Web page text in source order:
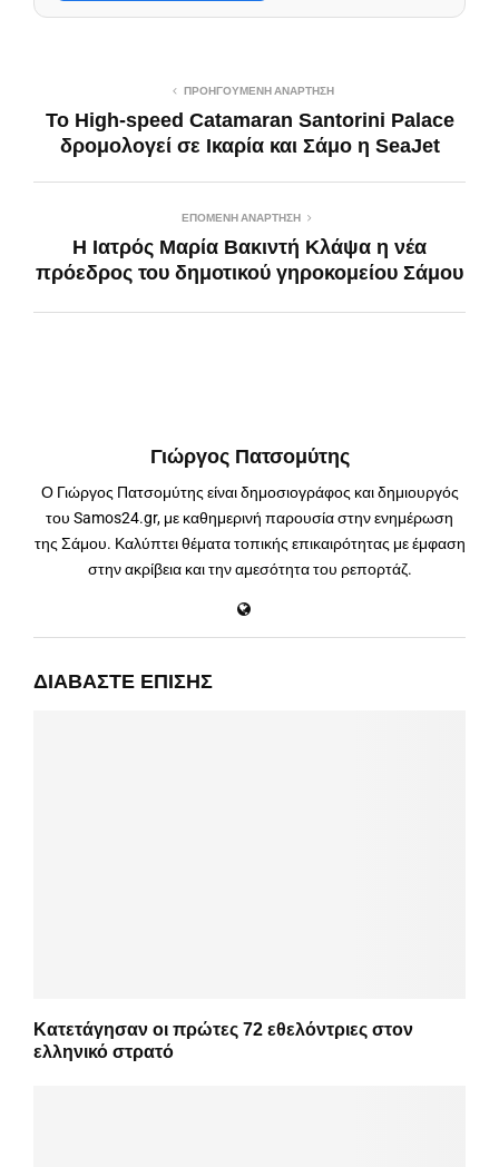
ΠΡΟΗΓΟΎΜΕΝΗ ΑΝΆΡΤΗΣΗ
Το High-speed Catamaran Santorini Palace
δρομολογεί σε Ικαρία και Σάμο η SeaJet
ΕΠΌΜΕΝΗ ΑΝΆΡΤΗΣΗ
Η Ιατρός Μαρία Βακιντή Κλάψα η νέα
πρόεδρος του δημοτικού γηροκομείου Σάμου
Γιώργος Πατσομύτης
Ο Γιώργος Πατσομύτης είναι δημοσιογράφος και δημιουργός
του Samos24.gr, με καθημερινή παρουσία στην ενημέρωση
της Σάμου. Καλύπτει θέματα τοπικής επικαιρότητας με έμφαση
στην ακρίβεια και την αμεσότητα του ρεπορτάζ.
ΔΙΑΒΆΣΤΕ ΕΠΊΣΗΣ
Κατετάγησαν οι πρώτες 72 εθελόντριες στον
ελληνικό στρατό